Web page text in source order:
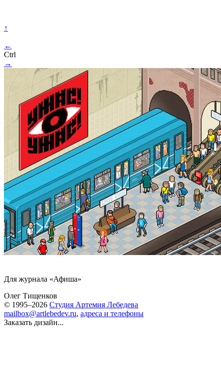
↑
←
Ctrl
→
Для журнала «Афиша»
Олег Тищенков
© 1995–2026 Студия Артемия Лебедева
mailbox@artlebedev.ru, адреса и телефоны
Заказать дизайн...